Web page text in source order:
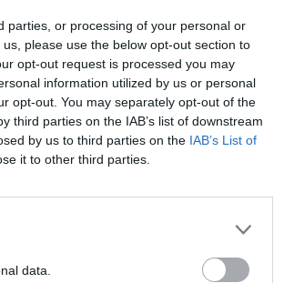
parties, or processing of your personal or
please use the below opt-out section to
opt-out request is processed you may
information utilized by us or personal
opt-out. You may separately opt-out of the
third parties on the IAB’s list of downstream
by us to third parties on the IAB’s List of
it to other third parties.
data.